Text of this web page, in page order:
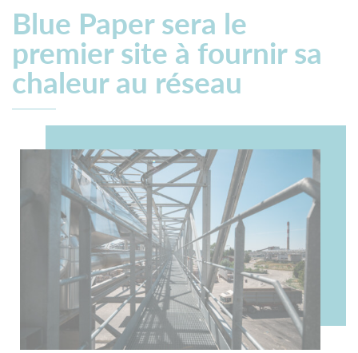
Blue Paper sera le
premier site à fournir sa
chaleur au réseau